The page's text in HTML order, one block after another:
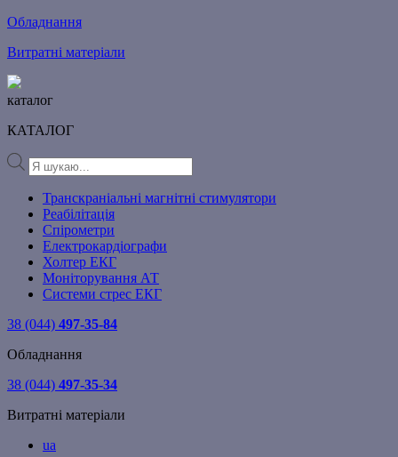
Обладнання
Витратні матеріали
каталог
КАТАЛОГ
Products
search
Транскраніальні магнітні стимулятори
Реабілітація
Спірометри
Електрокардіографи
Холтер ЕКГ
Моніторування АТ
Системи стрес ЕКГ
38 (044) 497-35-84
Обладнання
38 (044) 497-35-34
Витратні матеріали
ua